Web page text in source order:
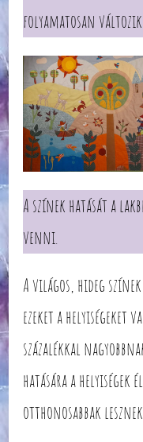
folyamatosan
A színek hatását a
venni.
A világos, hideg
ezeket a helyiségeket
százalékkal
hatására a helyiségek
otthonosabbak